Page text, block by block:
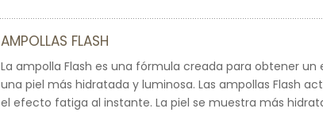
AMPOLLAS FLASH
La ampolla Flash es una fórmula creada para obtener
una piel más hidratada y luminosa. Las ampollas Flash
el efecto fatiga al instante. La piel se muestra más